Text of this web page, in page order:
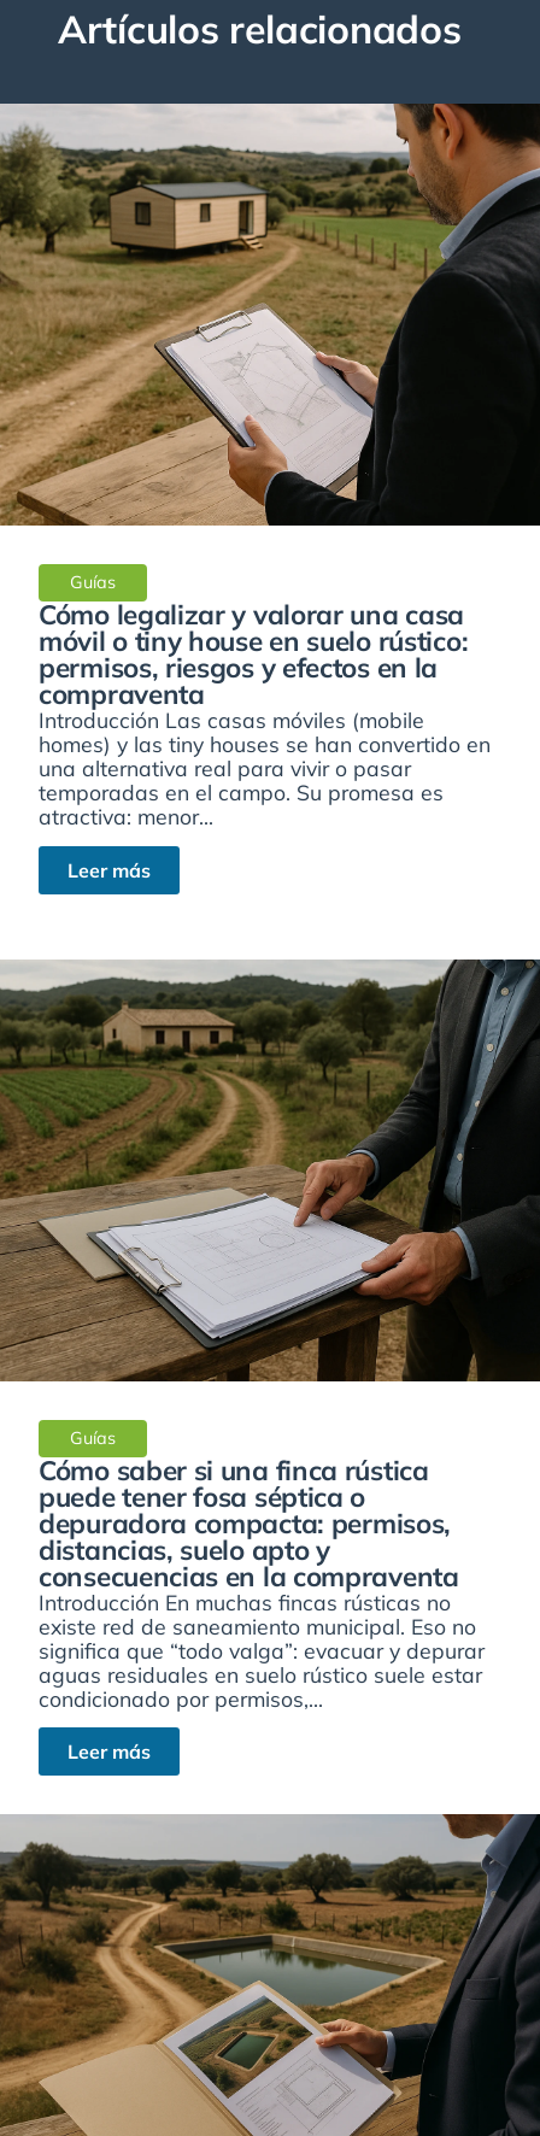
Artículos relacionados
Guías
Cómo legalizar y valorar una casa
móvil o tiny house en suelo rústico:
permisos, riesgos y efectos en la
compraventa
Introducción Las casas móviles (mobile
homes) y las tiny houses se han convertido en
una alternativa real para vivir o pasar
temporadas en el campo. Su promesa es
atractiva: menor...
Leer más
Guías
Cómo saber si una finca rústica
puede tener fosa séptica o
depuradora compacta: permisos,
distancias, suelo apto y
consecuencias en la compraventa
Introducción En muchas fincas rústicas no
existe red de saneamiento municipal. Eso no
significa que “todo valga”: evacuar y depurar
aguas residuales en suelo rústico suele estar
condicionado por permisos,...
Leer más